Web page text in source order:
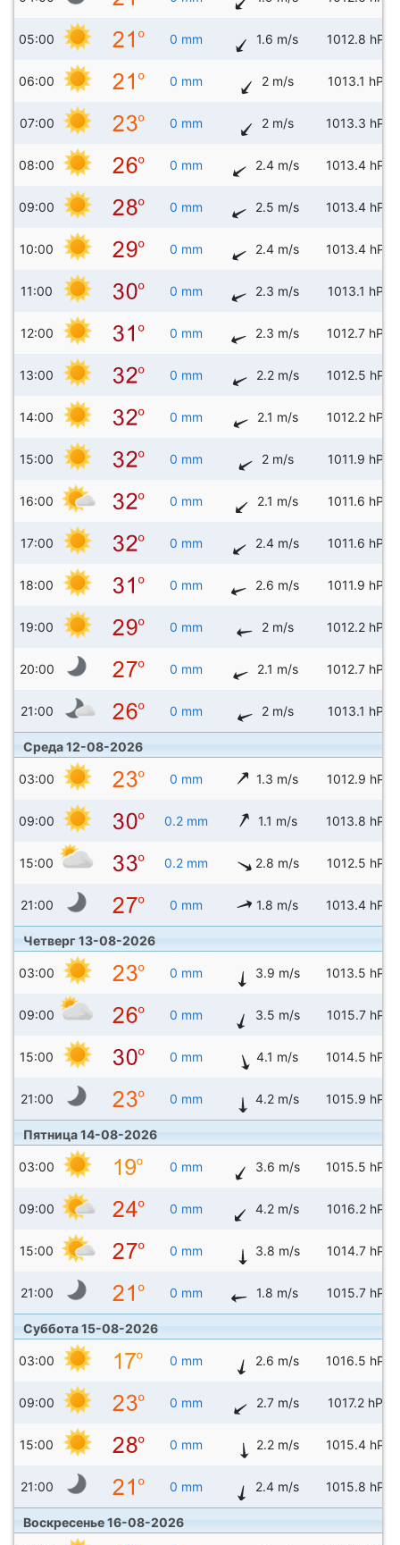
05:00 0 mm 1.6 m/s 1012.8 hPa
06:00 0 mm 2 m/s 1013.1 hPa
07:00 0 mm 2 m/s 1013.3 hPa
08:00 0 mm 2.4 m/s 1013.4 hPa
09:00 0 mm 2.5 m/s 1013.4 hPa
10:00 0 mm 2.4 m/s 1013.4 hPa
11:00 0 mm 2.3 m/s 1013.1 hPa
12:00 0 mm 2.3 m/s 1012.7 hPa
13:00 0 mm 2.2 m/s 1012.5 hPa
14:00 0 mm 2.1 m/s 1012.2 hPa
15:00 0 mm 2 m/s 1011.9 hPa
16:00 0 mm 2.1 m/s 1011.6 hPa
17:00 0 mm 2.4 m/s 1011.6 hPa
18:00 0 mm 2.6 m/s 1011.9 hPa
19:00 0 mm 2 m/s 1012.2 hPa
20:00 0 mm 2.1 m/s 1012.7 hPa
21:00 0 mm 2 m/s 1013.1 hPa
Среда 12-08-2026
03:00 0 mm 1.3 m/s 1012.9 hPa
09:00 0.2 mm 1.1 m/s 1013.8 hPa
15:00 0.2 mm 2.8 m/s 1012.5 hPa
21:00 0 mm 1.8 m/s 1013.4 hPa
Четверг 13-08-2026
03:00 0 mm 3.9 m/s 1013.5 hPa
09:00 0 mm 3.5 m/s 1015.7 hPa
15:00 0 mm 4.1 m/s 1014.5 hPa
21:00 0 mm 4.2 m/s 1015.9 hPa
Пятница 14-08-2026
03:00 0 mm 3.6 m/s 1015.5 hPa
09:00 0 mm 4.2 m/s 1016.2 hPa
15:00 0 mm 3.8 m/s 1014.7 hPa
21:00 0 mm 1.8 m/s 1015.7 hPa
Суббота 15-08-2026
03:00 0 mm 2.6 m/s 1016.5 hPa
09:00 0 mm 2.7 m/s 1017.2 hPa
15:00 0 mm 2.2 m/s 1015.4 hPa
21:00 0 mm 2.4 m/s 1015.8 hPa
Воскресенье 16-08-2026